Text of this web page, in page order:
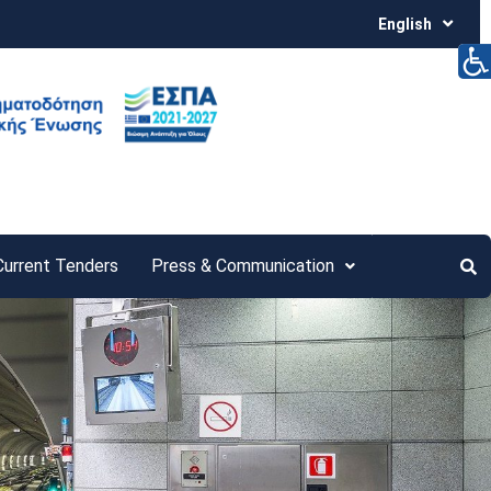
English
Tenders Press & Communication